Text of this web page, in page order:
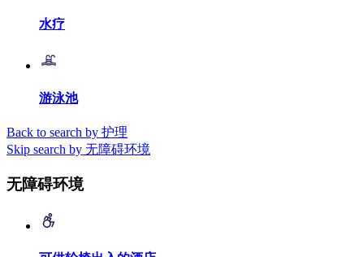
水疗
游泳池
Back to search by 护理
Skip search by 无障碍环境
无障碍环境